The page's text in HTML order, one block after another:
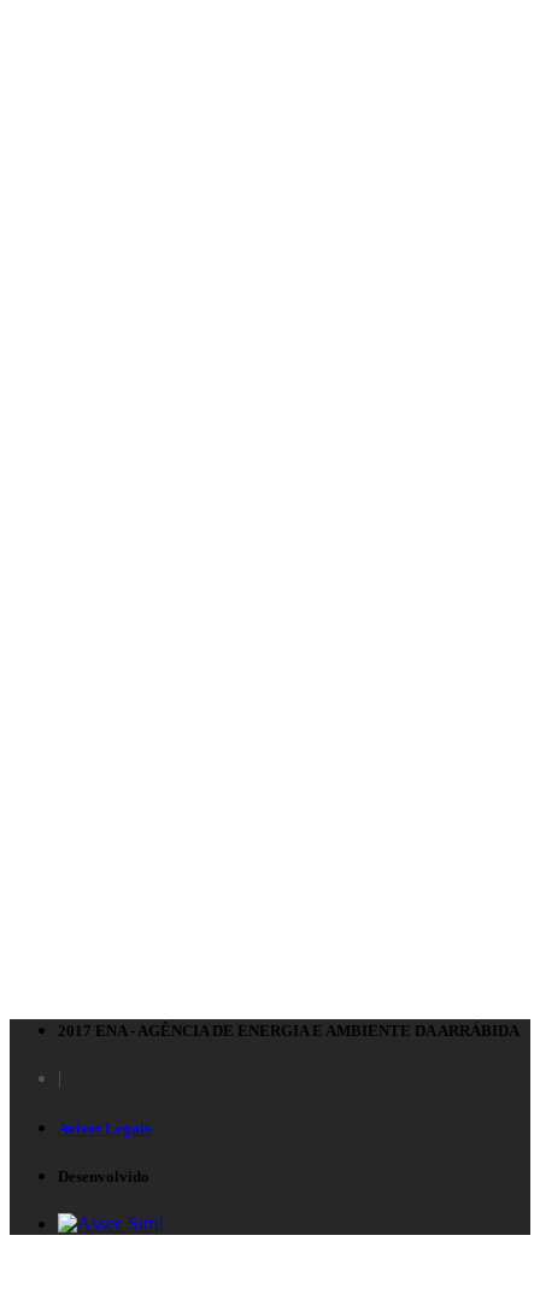
2017 ENA - AGÊNCIA DE ENERGIA E AMBIENTE DA ARRÁBIDA
|
Avisos Legais
Desenvolvido